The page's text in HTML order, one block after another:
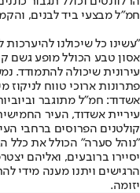
חמ"ל מבצעי ביד לבנים,
"עשינו כל שיכולנו
אסון טבע הכולל מופע גשם
עירונית שיכולה להתמודד.
פתרונות ארוכי טווח
אשדוד: חמ"ל מתוגבר
קולטנים הפרוסים ברחבי
"נוהל סערה" הכולל את כלל
יסיירו ברובעים, ואליהם
הרגישים ויתנו מענה מידי
יזומה.